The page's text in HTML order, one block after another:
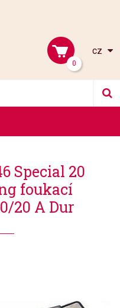
0
cz
Special 20
foukací
20 A Dur